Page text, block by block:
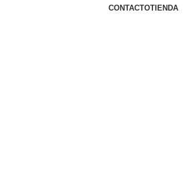
CONTACTOTIENDA